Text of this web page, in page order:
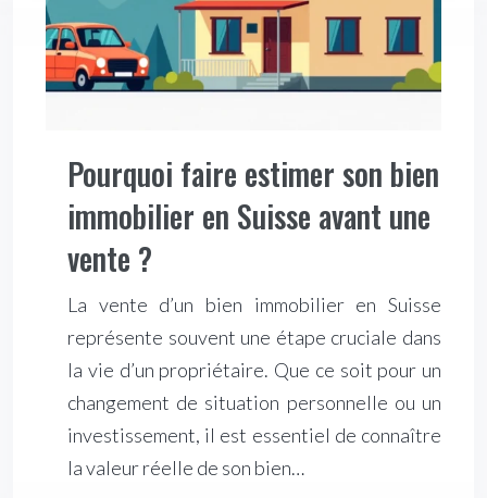
Pourquoi faire estimer son bien
immobilier en Suisse avant une
vente ?
La vente d’un bien immobilier en Suisse
représente souvent une étape cruciale dans
la vie d’un propriétaire. Que ce soit pour un
changement de situation personnelle ou un
investissement, il est essentiel de connaître
la valeur réelle de son bien…